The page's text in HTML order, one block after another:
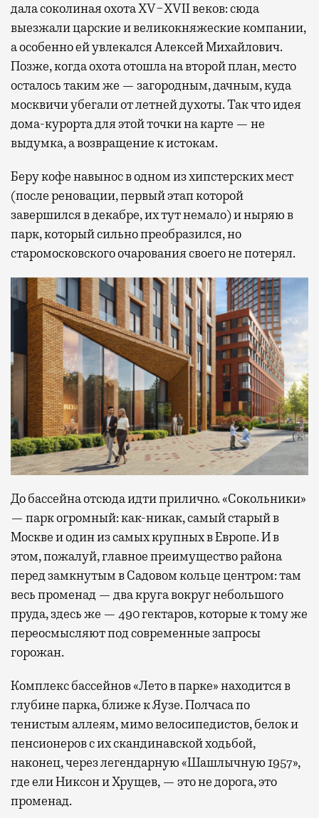
дала соколиная охота XV−XVII веков: сюда
выезжали царские и великокняжеские компании,
а особенно ей увлекался Алексей Михайлович.
Позже, когда охота отошла на второй план, место
осталось таким же — загородным, дачным, куда
москвичи убегали от летней духоты. Так что идея
дома-курорта для этой точки на карте — не
выдумка, а возвращение к истокам.
Беру кофе навынос в одном из хипстерских мест
(после реновации, первый этап которой
завершился в декабре, их тут немало) и ныряю в
парк, который сильно преобразился, но
старомосковского очарования своего не потерял.
До бассейна отсюда идти прилично. «Сокольники»
— парк огромный: как-никак, самый старый в
Москве и один из самых крупных в Европе. И в
этом, пожалуй, главное преимущество района
перед замкнутым в Садовом кольце центром: там
весь променад — два круга вокруг небольшого
пруда, здесь же — 490 гектаров, которые к тому же
переосмысляют под современные запросы
горожан.
Комплекс бассейнов «Лето в парке» находится в
глубине парка, ближе к Яузе. Полчаса по
тенистым аллеям, мимо велосипедистов, белок и
пенсионеров с их скандинавской ходьбой,
наконец, через легендарную «Шашлычную 1957»,
где ели Никсон и Хрущев, — это не дорога, это
променад.